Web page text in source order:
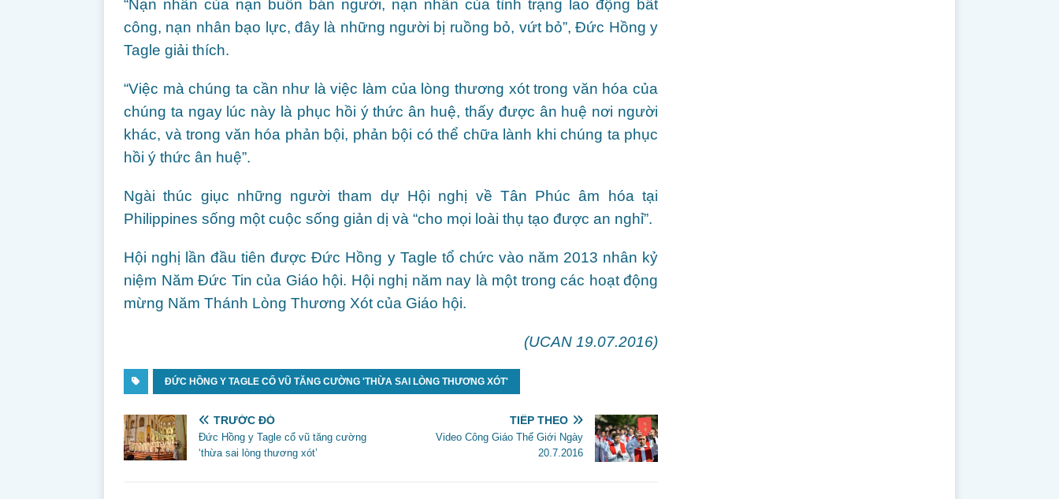
“Nạn nhân của nạn buôn bán người, nạn nhân của tình trạng lao động bất
công, nạn nhân bạo lực, đây là những người bị ruồng bỏ, vứt bỏ”, Đức Hồng y
Tagle giải thích.
“Việc mà chúng ta cần như là việc làm của lòng thương xót trong văn hóa của
chúng ta ngay lúc này là phục hồi ý thức ân huệ, thấy được ân huệ nơi người
khác, và trong văn hóa phản bội, phản bội có thể chữa lành khi chúng ta phục
hồi ý thức ân huệ”.
Ngài thúc giục những người tham dự Hội nghị về Tân Phúc âm hóa tại
Philippines sống một cuộc sống giản dị và “cho mọi loài thụ tạo được an nghỉ”.
Hội nghị lần đầu tiên được Đức Hồng y Tagle tổ chức vào năm 2013 nhân kỷ
niệm Năm Đức Tin của Giáo hội. Hội nghị năm nay là một trong các hoạt động
mừng Năm Thánh Lòng Thương Xót của Giáo hội.
(UCAN 19.07.2016)
ĐỨC HỒNG Y TAGLE CỔ VŨ TĂNG CƯỜNG 'THỪA SAI LÒNG THƯƠNG XÓT'
TRƯỚC ĐÓ
Đức Hồng y Tagle cổ vũ tăng cường
‘thừa sai lòng thương xót’
TIẾP THEO
Video Công Giáo Thế Giới Ngày
20.7.2016